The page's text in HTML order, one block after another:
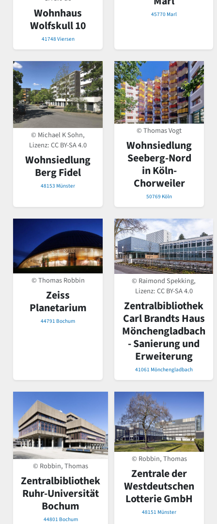
Wohnhaus
Wolfskull 10
41748 Viersen
45770 Marl
© Michael K Sohn,
Lizenz:CC BY-SA 4.0
Wohnsiedlung
Berg Fidel
48153 Münster
© Thomas Vogt
Wohnsiedlung
Seeberg-Nord
in Köln-
Chorweiler
50769 Köln
© Thomas Robbin
Zeiss
Planetarium
44791 Bochum
© Raimond Spekking,
Lizenz:CC BY-SA 4.0
Zentralbibliothek
Carl Brandts Haus
Mönchengladbach
- Sanierung und
Erweiterung
41061 Mönchengladbach
© Robbin, Thomas
Zentralbibliothek
Ruhr-Universität
Bochum
44801 Bochum
© Robbin, Thomas
Zentrale der
Westdeutschen
Lotterie GmbH
48151 Münster